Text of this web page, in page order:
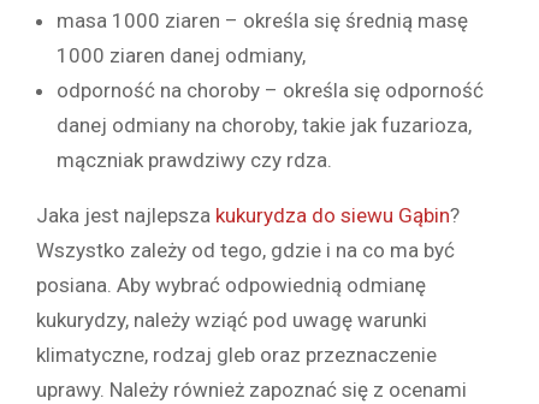
masa 1000 ziaren – określa się średnią masę
1000 ziaren danej odmiany,
odporność na choroby – określa się odporność
danej odmiany na choroby, takie jak fuzarioza,
mączniak prawdziwy czy rdza.
Jaka jest najlepsza kukurydza do siewu Gąbin?
Wszystko zależy od tego, gdzie i na co ma być
posiana. Aby wybrać odpowiednią odmianę
kukurydzy, należy wziąć pod uwagę warunki
klimatyczne, rodzaj gleb oraz przeznaczenie
uprawy. Należy również zapoznać się z ocenami